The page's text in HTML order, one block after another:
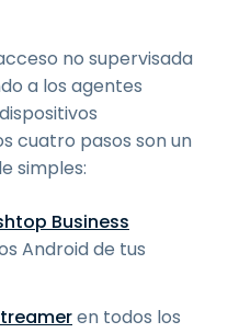
no supervisada
a los agentes
cuatro pasos son un
simples:
Business
Android de tus
en todos los